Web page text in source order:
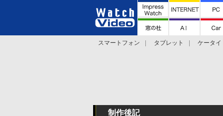
スマートフォン タブレット ケータイ
制作後記